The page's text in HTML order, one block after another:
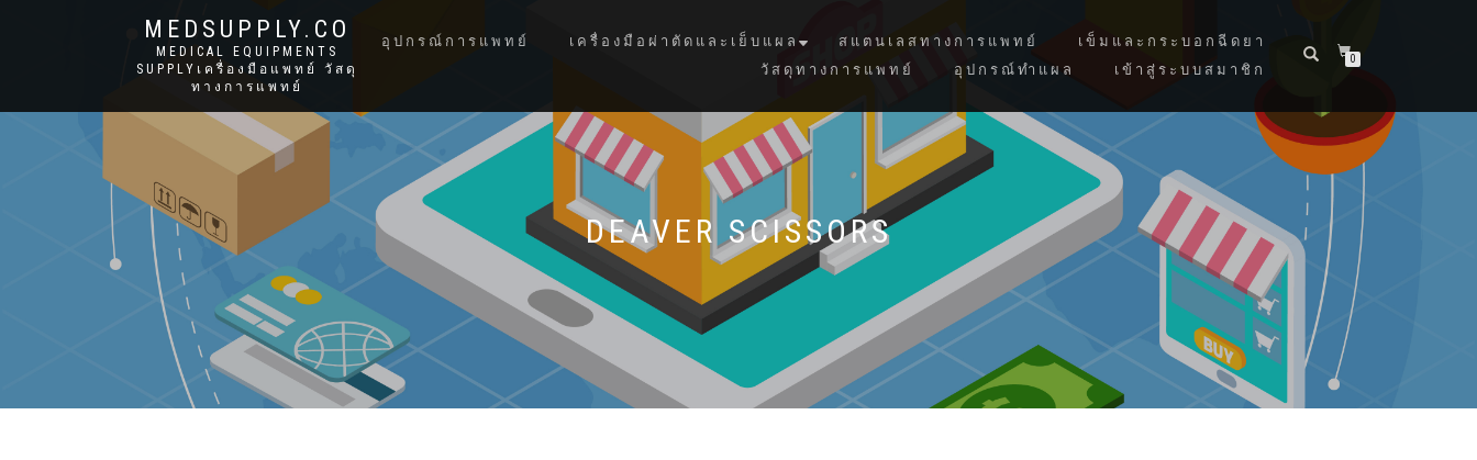
MEDSUPPLY.CO
MEDICAL EQUIPMENTS
SUPPLYเครื่องมือแพทย์ วัสดุ
ทางการแพทย์
อุปกรณ์การแพทย์ เครื่องมือผ่าตัดและเย็บแผล สแตนเลสทางการแพทย์
เข็มและกระบอกฉีดยา
วัสดุทางการแพทย์
อุปกรณ์ทำแผล เข้าสู่ระบบสมาชิก
0
DEAVER SCISSORS